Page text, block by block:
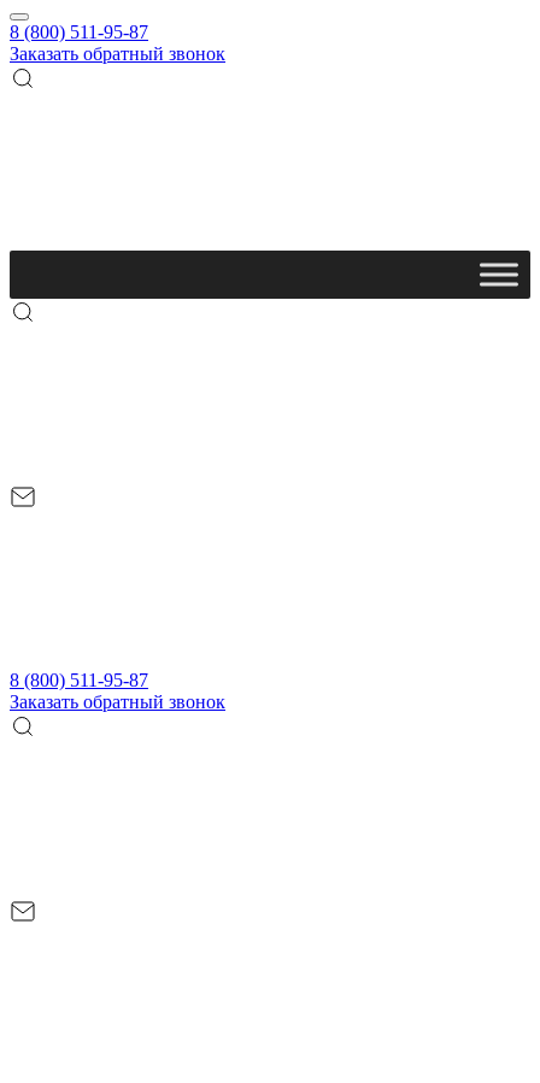
8 (800) 511-95-87
Заказать обратный звонок
8 (800) 511-95-87
Заказать обратный звонок